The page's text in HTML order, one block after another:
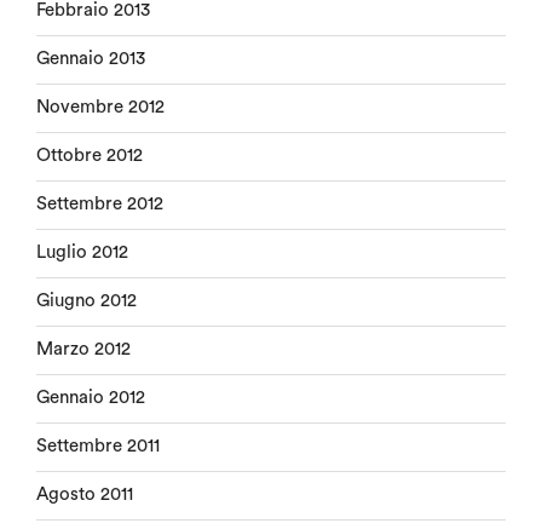
Febbraio 2013
Gennaio 2013
Novembre 2012
Ottobre 2012
Settembre 2012
Luglio 2012
Giugno 2012
Marzo 2012
Gennaio 2012
Settembre 2011
Agosto 2011